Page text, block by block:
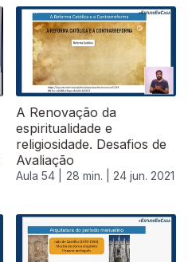
A Renovação da
espiritualidade e
religiosidade. Desafios de
Avaliação
Aula 54 | 28 min. | 24 jun. 2021